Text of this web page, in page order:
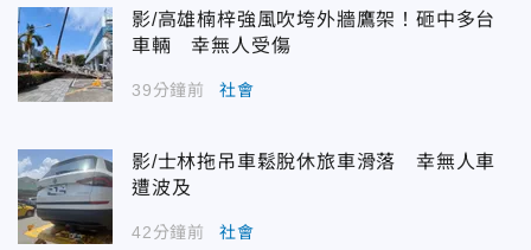
影/高雄楠梓強風吹垮外牆鷹架！砸中多台
車輛 幸無人受傷
39分鐘前 社會
影/士林拖吊車鬆脫休旅車滑落 幸無人車
遭波及
42分鐘前 社會